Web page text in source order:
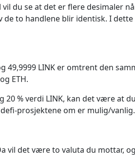
du se at det er flere desimaler
to handlene blir identisk. I dette
49,9999 LINK er omtrent den
ETH.
20 % verdi LINK, kan det være at
prosjektene om er mulig/vanlig.
det være to valuta du mottar,